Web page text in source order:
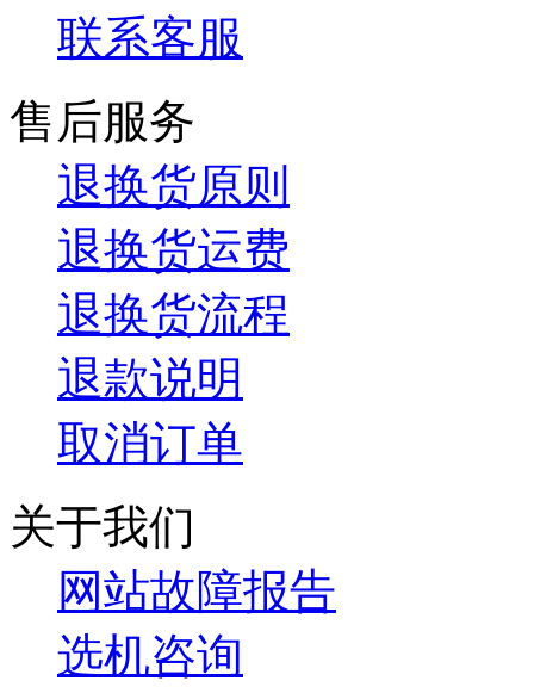
联系客服
售后服务
退换货原则
退换货运费
退换货流程
退款说明
取消订单
关于我们
网站故障报告
选机咨询